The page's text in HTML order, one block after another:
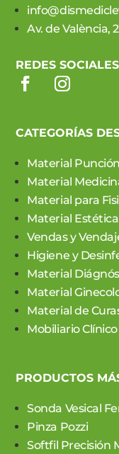
Av. de València,
REDES SOCIALES
CATEGORÍAS
Material
Material
Material para
Material Estética
Vendas y
Higiene y
Material
Material
Material de
Mobiliario Clínico
PRODUCTOS
Sonda Vesical
Pinza Pozzi
Softfil Precisión